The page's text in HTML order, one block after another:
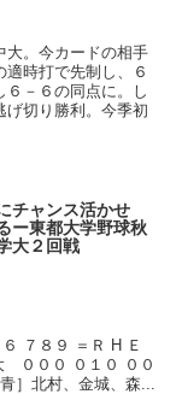
大。今カードの相手
時打で先制し、６
６－６の同点に。し
げ切り勝利。今季初
チャンス活かせ
ー東都大学野球秋
大２回戦
７８９ ＝Ｒ H Ｅ
０００ ０１０ ００
］北村、金城、森...